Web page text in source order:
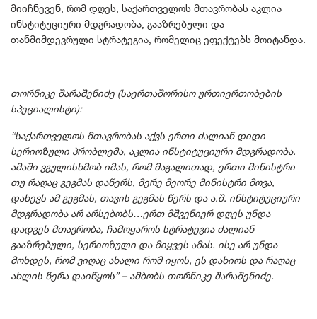
მიიჩნევენ, რომ დღეს, საქართველოს მთავრობას აკლია
ინსტიტუციური მდგრადობა, გააზრებული და
თანმიმდევრული სტრატეგია, რომელიც ეფექტებს მოიტანდა.
თორნიკე შარაშენიძე (საერთაშორისო ურთიერთობების
სპეციალისტი):
“საქართველოს მთავრობას აქვს ერთი ძალიან დიდი
სერიოზული პრობლემა, აკლია ინსტიტუციური მდგრადობა.
ამაში ვგულისხმობ იმას, რომ მაგალითად, ერთი მინისტრი
თუ რაღაც გეგმას დაწერს, მერე მეორე მინისტრი მოვა,
დახევს ამ გეგმას, თავის გეგმას წერს და ა.შ. ინსტიტუციური
მდგრადობა არ არსებობს…ერთ მშვენიერ დღეს უნდა
დადგეს მთავრობა, ჩამოყაროს სტრატეგია ძალიან
გააზრებული, სერიოზული და მიყვეს ამას. ისე არ უნდა
მოხდეს, რომ ვიღაც ახალი რომ იყოს, ეს დახიოს და რაღაც
ახლის წერა დაიწყოს” – ამბობს თორნიკე შარაშენიძე.